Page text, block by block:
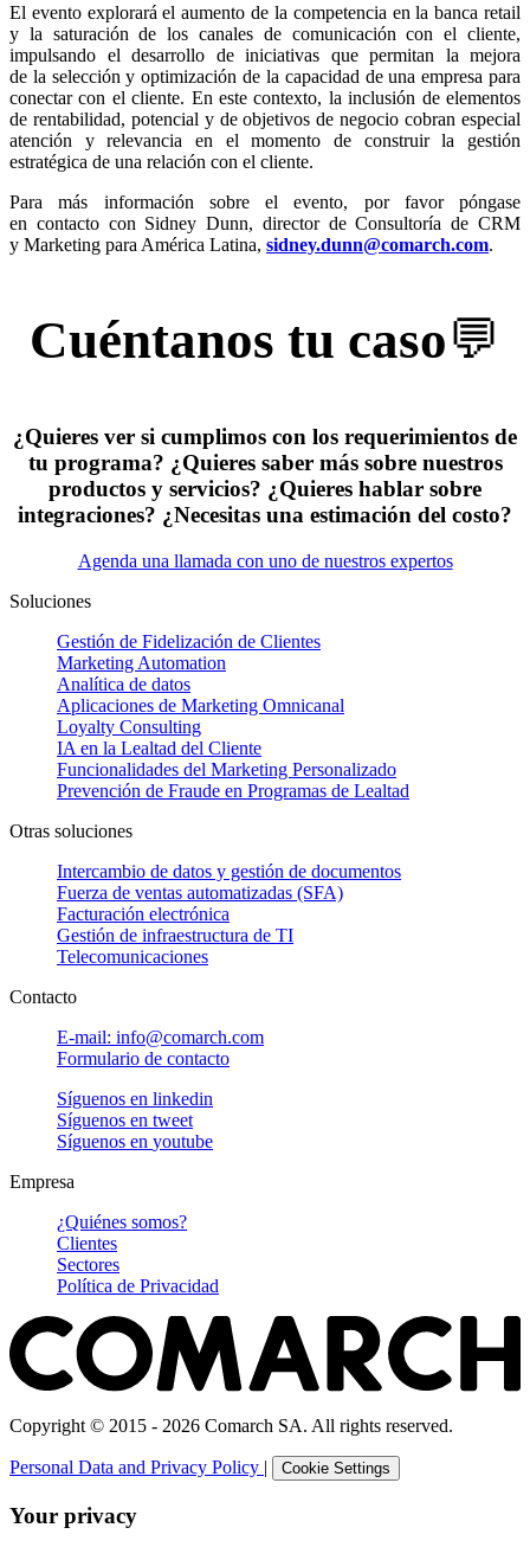
El evento explorará el aumento de la competencia en la banca retail
y la saturación de los canales de comunicación con el cliente,
impulsando el desarrollo de iniciativas que permitan la mejora
de la selección y optimización de la capacidad de una empresa para
conectar con el cliente. En este contexto, la inclusión de elementos
de rentabilidad, potencial y de objetivos de negocio cobran especial
atención y relevancia en el momento de construir la gestión
estratégica de una relación con el cliente.
Para más información sobre el evento, por favor póngase
en contacto con Sidney Dunn, director de Consultoría de CRM
y Marketing para América Latina, sidney.dunn@comarch.com.
Cuéntanos tu caso💬
¿Quieres ver si cumplimos con los requerimientos de
tu programa? ¿Quieres saber más sobre nuestros
productos y servicios? ¿Quieres hablar sobre
integraciones? ¿Necesitas una estimación del costo?
Agenda una llamada con uno de nuestros expertos
Soluciones
Gestión de Fidelización de Clientes
Marketing Automation
Analítica de datos
Aplicaciones de Marketing Omnicanal
Loyalty Consulting
IA en la Lealtad del Cliente
Funcionalidades del Marketing Personalizado
Prevención de Fraude en Programas de Lealtad
Otras soluciones
Intercambio de datos y gestión de documentos
Fuerza de ventas automatizadas (SFA)
Facturación electrónica
Gestión de infraestructura de TI
Telecomunicaciones
Contacto
E-mail: info@comarch.com
Formulario de contacto
Síguenos en linkedin
Síguenos en tweet
Síguenos en youtube
Empresa
¿Quiénes somos?
Clientes
Sectores
Política de Privacidad
Copyright © 2015 - 2026 Comarch SA. All rights reserved.
Personal Data and Privacy Policy | Cookie Settings
Your privacy